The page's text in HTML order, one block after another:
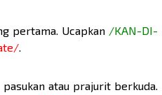
pertama. Ucapkan /KAN-DI-
.
atau prajurit berkuda.